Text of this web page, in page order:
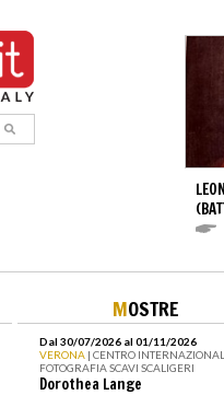
MOSTRE
Dal 30/07/2026 al 01/11/2026
VERONA | CENTRO
FOTOGRAFIA SCAVI SCALIGERI
Dorothea Lange